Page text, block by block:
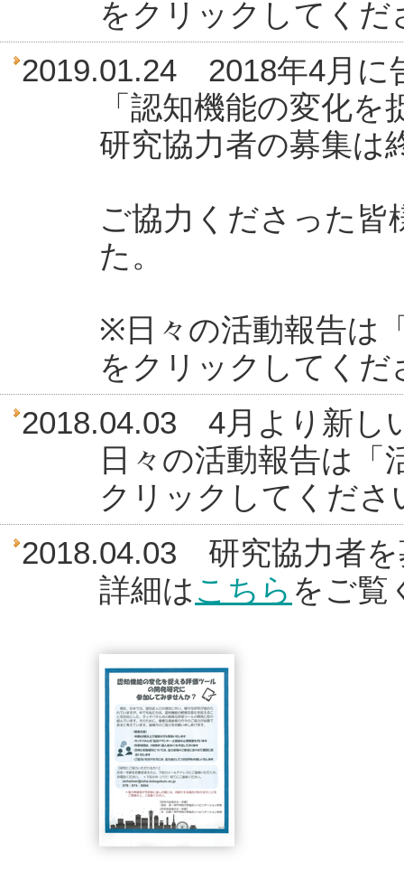
をクリックしてくだ
2019.01.24 2018年4月に
「認知機能の変化
研究協力者の募集は
ご協力くださった
た。
※日々の活動報告は
をクリックしてくだ
2018.04.03 4月より新し
日々の活動報告は「
クリックしてくださ
2018.04.03 研究協力者
詳細は こちら をご覧